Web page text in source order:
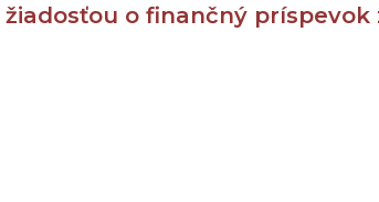
o finančný príspevok